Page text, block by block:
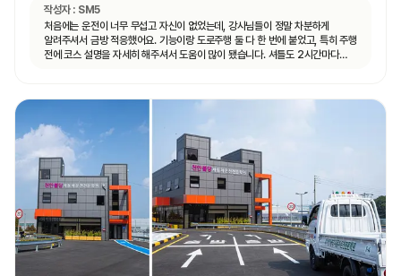
작성자 : SM5
처음에는 운전이 너무 무섭고 자신이 없었는데, 강사님들이 정말 차분하게
알려주셔서 금방 적응했어요. 기능이랑 도로주행 둘 다 한 번에 붙었고, 특히 주행
전에 코스 설명을 자세히 해주셔서 도움이 많이 됐습니다. 셔틀도 2시간마다